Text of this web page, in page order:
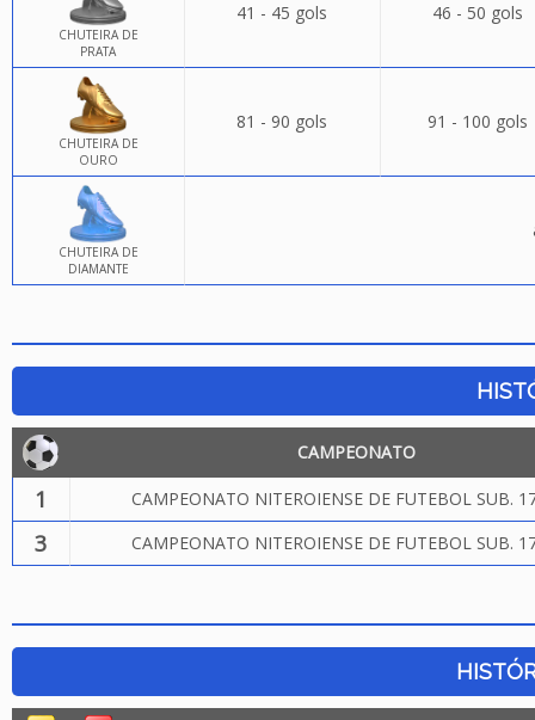
CHUTEIRA DE
PRATA
41 - 45 gols 46 - 50 gols
CHUTEIRA DE
OURO
81 - 90 gols 91 - 100 gols
CHUTEIRA DE
DIAMANTE
CAMPEONATO
1 CAMPEONATO NITEROIENSE DE FUTEBOL SUB.
3 CAMPEONATO NITEROIENSE DE FUTEBOL SUB.